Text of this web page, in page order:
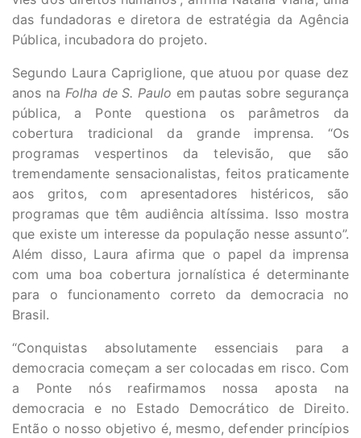
das fundadoras e diretora de estratégia da Agência
Pública, incubadora do projeto.
Segundo Laura Capriglione, que atuou por quase dez
anos na Folha de S. Paulo em pautas sobre segurança
pública, a Ponte questiona os parâmetros da
cobertura tradicional da grande imprensa. “Os
programas vespertinos da televisão, que são
tremendamente sensacionalistas, feitos praticamente
aos gritos, com apresentadores histéricos, são
programas que têm audiência altíssima. Isso mostra
que existe um interesse da população nesse assunto”.
Além disso, Laura afirma que o papel da imprensa
com uma boa cobertura jornalística é determinante
para o funcionamento correto da democracia no
Brasil.
“Conquistas absolutamente essenciais para a
democracia começam a ser colocadas em risco. Com
a Ponte nós reafirmamos nossa aposta na
democracia e no Estado Democrático de Direito.
Então o nosso objetivo é, mesmo, defender princípios